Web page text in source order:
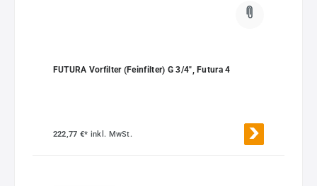
FUTURA Vorfilter (Feinfilter) G 3/4", Futura 4
222,77 €* inkl. MwSt.